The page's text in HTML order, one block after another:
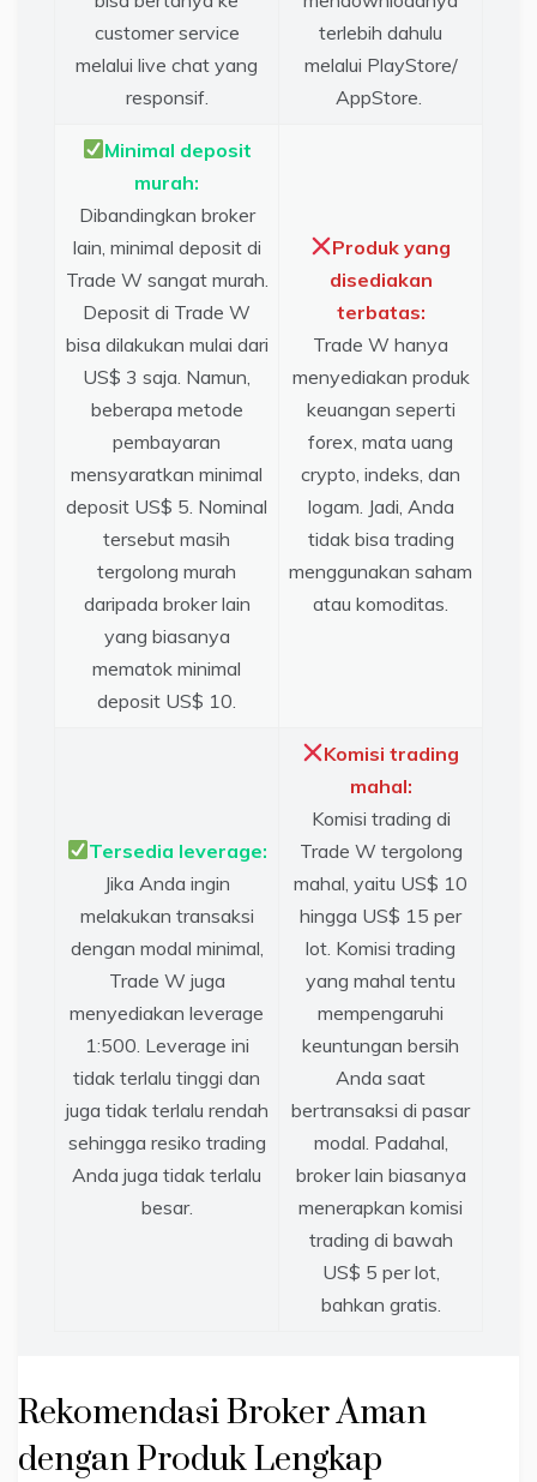
customer service
melalui live chat yang
responsif.
terlebih dahulu
melalui PlayStore/
AppStore.
Minimal deposit
murah:
Dibandingkan broker
lain, minimal deposit di
Trade W sangat murah.
Deposit di Trade W
bisa dilakukan mulai dari
US$ 3 saja. Namun,
beberapa metode
pembayaran
mensyaratkan minimal
deposit US$ 5. Nominal
tersebut masih
tergolong murah
daripada broker lain
yang biasanya
mematok minimal
deposit US$ 10.
Produk yang
disediakan
terbatas:
Trade W hanya
menyediakan produk
keuangan seperti
forex, mata uang
crypto, indeks, dan
logam. Jadi, Anda
tidak bisa trading
menggunakan saham
atau komoditas.
Tersedia leverage:
Jika Anda ingin
melakukan transaksi
dengan modal minimal,
Trade W juga
menyediakan leverage
1:500. Leverage ini
tidak terlalu tinggi dan
juga tidak terlalu rendah
sehingga resiko trading
Anda juga tidak terlalu
besar.
Komisi trading
mahal:
Komisi trading di
Trade W tergolong
mahal, yaitu US$ 10
hingga US$ 15 per
lot. Komisi trading
yang mahal tentu
mempengaruhi
keuntungan bersih
Anda saat
bertransaksi di pasar
modal. Padahal,
broker lain biasanya
menerapkan komisi
trading di bawah
US$ 5 per lot,
bahkan gratis.
Rekomendasi Broker Aman
dengan Produk Lengkap